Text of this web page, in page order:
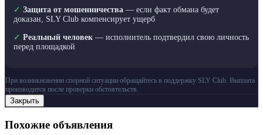
✓ Защита от мошенничества — если факт обмана будет
доказан, SLY Club компенсирует ущерб
✓ Реальный человек — исполнитель подтвердил свою личность
перед площадкой
При возникновении спорной ситуации обращайтесь в поддержку SLY Club. Выплата
производится после проверки обстоятельств.
Закрыть
Похожие объявления